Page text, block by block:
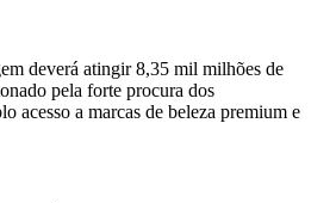
deverá atingir 8,35 mil milhões de
pela forte procura dos
acesso a marcas de beleza premium e